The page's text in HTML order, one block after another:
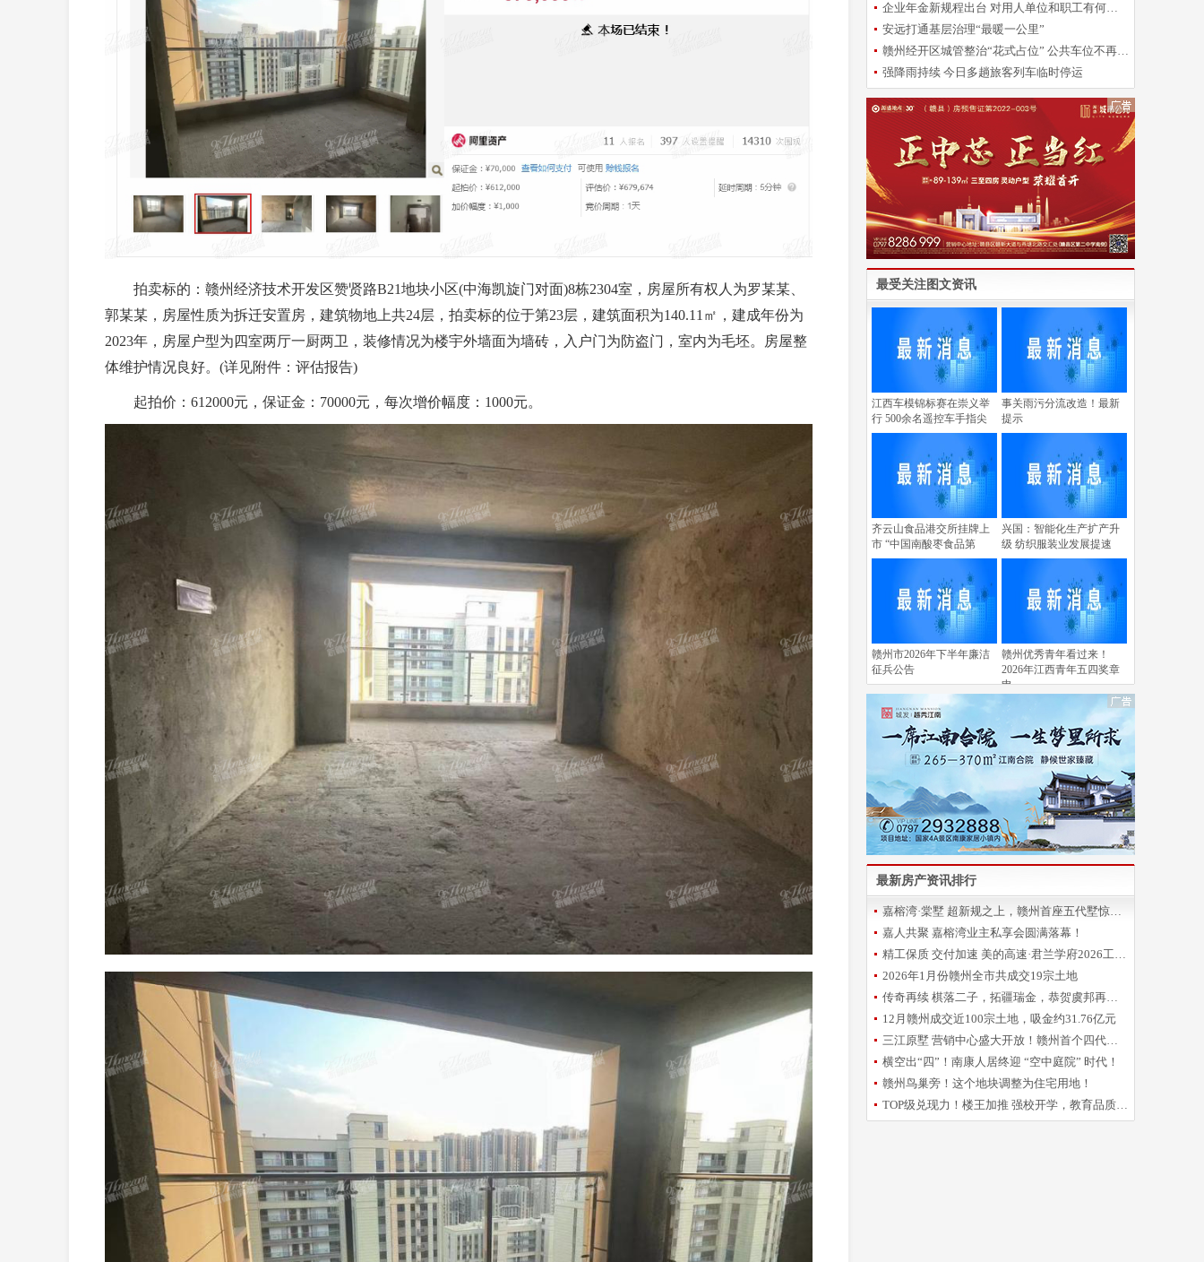
拍卖标的：赣州经济技术开发区赞贤路B21地块小区(中海凯旋门对面)8栋2304室，房屋所有权人为罗某某、
郭某某，房屋性质为拆迁安置房，建筑物地上共24层，拍卖标的位于第23层，建筑面积为140.11㎡，建成年份为
2023年，房屋户型为四室两厅一厨两卫，装修情况为楼宇外墙面为墙砖，入户门为防盗门，室内为毛坯。房屋整
体维护情况良好。(详见附件：评估报告)
起拍价：612000元，保证金：70000元，每次增价幅度：1000元。
企业年金新规程出台 对用人单位和职工有何影响？
安远打通基层治理“最暖一公里”
赣州经开区城管整治“花式占位” 公共车位不再“一位难求”
强降雨持续 今日多趟旅客列车临时停运
最受关注图文资讯
江西车模锦标赛在崇义举
行 500余名遥控车手指尖
事关雨污分流改造！最新
提示
齐云山食品港交所挂牌上
市 “中国南酸枣食品第
兴国：智能化生产扩产升
级 纺织服装业发展提速
赣州市2026年下半年廉洁
征兵公告
赣州优秀青年看过来！
2026年江西青年五四奖章
申
最新房产资讯排行
嘉榕湾·棠墅 超新规之上，赣州首座五代墅惊艳登场
嘉人共聚 嘉榕湾业主私享会圆满落幕！
精工保质 交付加速 美的高速·君兰学府2026工程誓师大会圆满举办
2026年1月份赣州全市共成交19宗土地
传奇再续 棋落二子，拓疆瑞金，恭贺虞邦再摘新地！
12月赣州成交近100宗土地，吸金约31.76亿元
三江原墅 营销中心盛大开放！赣州首个四代洋房倾城亮相
横空出“四”！南康人居终迎 “空中庭院” 时代！
赣州鸟巢旁！这个地块调整为住宅用地！
TOP级兑现力！楼王加推 强校开学，教育品质再升级！